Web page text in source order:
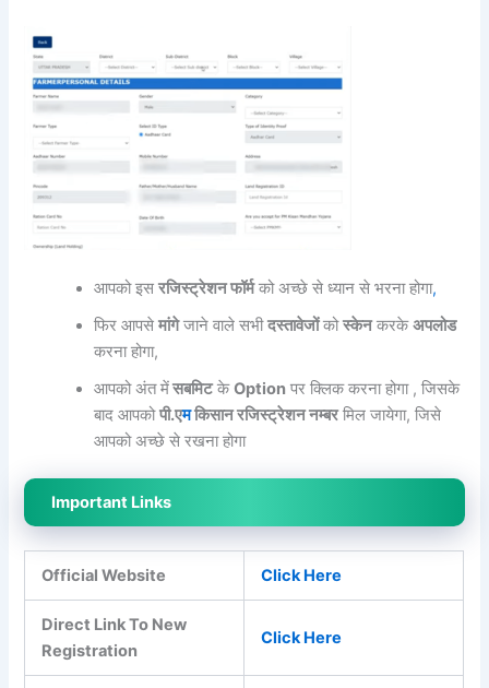
आपको इसरजिस्ट्रेशन फॉर्मको अच्छे से ध्यान से भरना होगा,
फिर आपसेमांगेजाने वाले सभीदस्तावेजोंकोस्केनकरकेअपलोड
करना होगा,
आपको अंत मेंसबमिटकेOption पर क्लिक करना होगा , जिसके
बाद आपकोपी.एमकिसान रजिस्ट्रेशन नम्बरमिल जायेगा, जिसे
आपको अच्छे से रखना होगा
Important Links
Official Website Click Here
Direct Link To New
Registration
Click Here